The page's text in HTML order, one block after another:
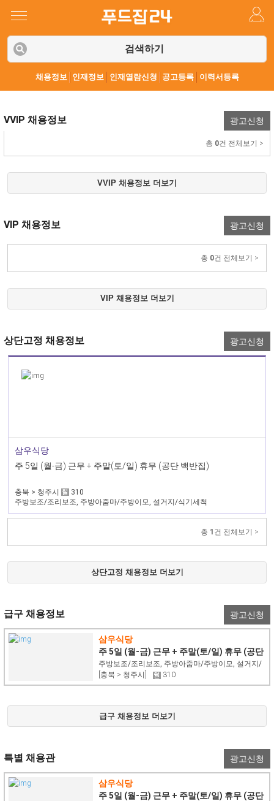
검색하기
채용정보 인재정보 인재열람신청 공고등록 이력서등록
VVIP 채용정보 광고신청
총 0건 전체보기 >
VVIP 채용정보 더보기
VIP 채용정보 광고신청
총 0건 전체보기 >
VIP 채용정보 더보기
상단고정 채용정보 광고신청
삼우식당
주 5일 (월-금) 근무 + 주말(토/일) 휴무 (공단 백반집)
충북 > 청주시
310
주방보조/조리보조, 주방아줌마/주방이모, 설거지/식기세척
총 1 건 전체보기 >
상단고정 채용정보 더보기
급구 채용정보 광고신청
삼우식당
주 5일 (월-금) 근무 + 주말(토/일) 휴무 (공단
백반집)
주방보조/조리보조, 주방아줌마/주방이모, 설거지/
식기세척
[충북 > 청주시] 310
급구 채용정보 더보기
특별 채용관 광고신청
삼우식당
주 5일 (월-금) 근무 + 주말(토/일) 휴무 (공단